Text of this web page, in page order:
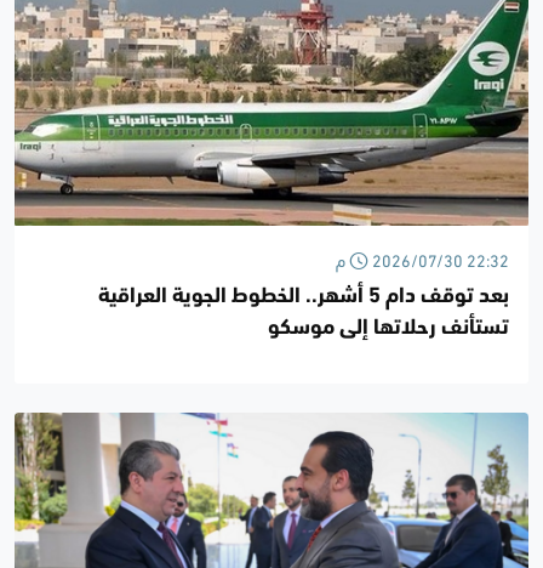
2026/07/30 22:32 م
بعد توقف دام 5 أشهر.. الخطوط الجوية العراقية
تستأنف رحلاتها إلى موسكو